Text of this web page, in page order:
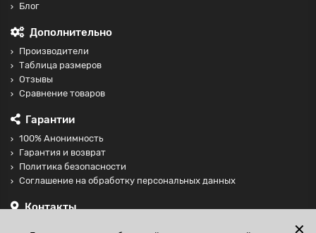
Блог
Дополнительно
Производители
Таблица размеров
Отзывы
Сравнение товаров
Гарантии
100% Анонимность
Гарантия и возврат
Политика безопасности
Соглашение на обработку персональных данных
Контакты
✕